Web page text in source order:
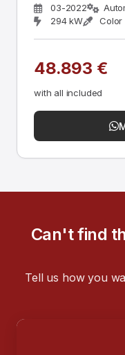
03-2022
294 kW
Color
48.893 €
with all included
Can't find
Tell us how you